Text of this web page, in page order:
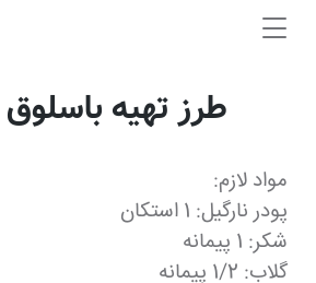
طرز تهیه
مواد لازم:
پودر نارگیل: 1 استکان
شکر: 1 پیمانه
گلاب: 1/2 پیمانه